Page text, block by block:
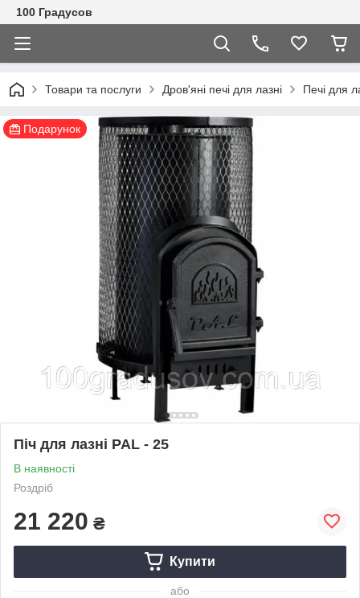
100 Градусов
Товари та послуги Дров'яні печі для лазні Печі для
Подарунок
Піч для лазні PAL - 25
В наявності
Роздріб
21 220 ₴
Купити
або